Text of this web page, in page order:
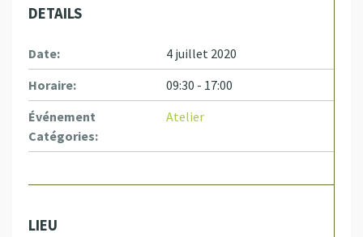
DETAILS
Date:
4 juillet 2020
Horaire:
09:30 - 17:00
Événement
Catégories:
Atelier
LIEU